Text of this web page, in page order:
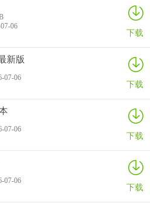
耳朵还能用吧？
你可以叫我「佩拉」。作为情报官，
我的长项。至于做出怎样的决断，那
06 下载
新版
07-06 下载
07-06 下载
07-06 下载